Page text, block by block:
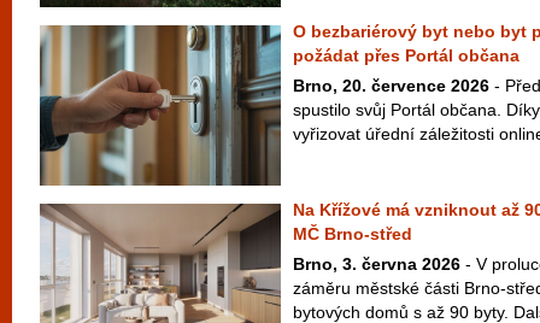
O bezbariérový byt nebo byt
požádat přes Portál občana
Brno, 20. července 2026 -
spustilo svůj Portál občana.
vyřizovat úřední záležitosti
Na Křížové má vzniknout až
MČ Brno-střed
Brno, 3. června 2026 - V
záměru městské části Brno-
bytových domů s až 90 byty.